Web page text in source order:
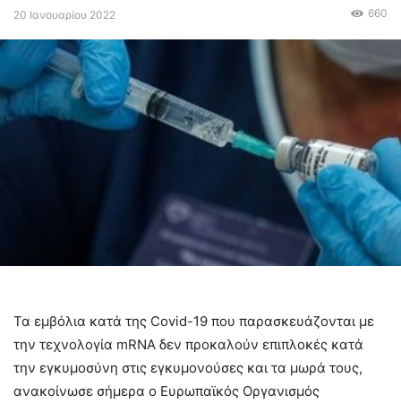
20 Ιανουαρίου 2022 660
Τα εμβόλια κατά της Covid-19 που παρασκευάζονται με
την τεχνολογία mRNA δεν προκαλούν επιπλοκές κατά
την εγκυμοσύνη στις εγκυμονούσες και τα μωρά τους,
ανακοίνωσε σήμερα ο Ευρωπαϊκός Οργανισμός